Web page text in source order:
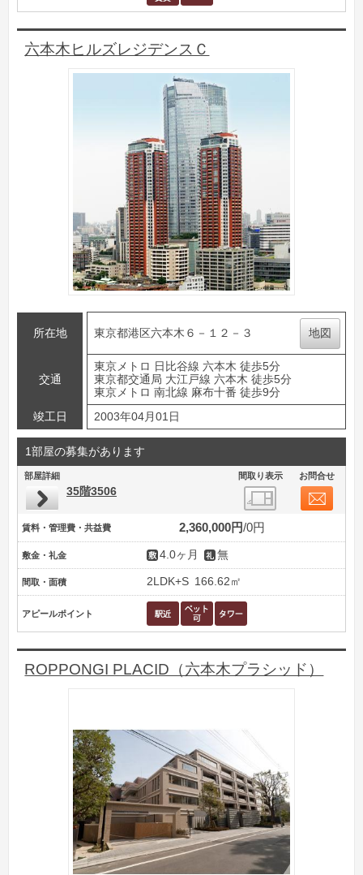
六本木ヒルズレジデンスＣ
所在地 東京都港区六本木６－１２－３ 地図
交通
東京メトロ 日比谷線 六本木 徒歩5分
東京都交通局 大江戸線 六本木 徒歩5分
東京メトロ 南北線 麻布十番 徒歩9分
竣工日
2003年04月01日
1部屋の募集があります
部屋詳細 間取り表示 お問合せ
35階3506
賃料・管理費・共益費 2,360,000円 0円
敷金・礼金 4.0ヶ月 無
間取・面積 2LDK+S 166.62㎡
アピールポイント
ROPPONGI PLACID（六本木プラシッド）